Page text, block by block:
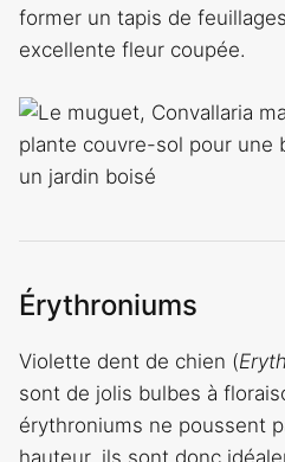
former un tapis de
excellente fleur coupée.
Érythroniums
Violette dent de chien (
sont de jolis bulbes à
érythroniums ne poussent
hauteur, ils sont donc